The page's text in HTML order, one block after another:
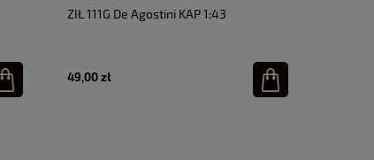
ZIŁ 111G De Agostini KAP 1:43
49,00 zł